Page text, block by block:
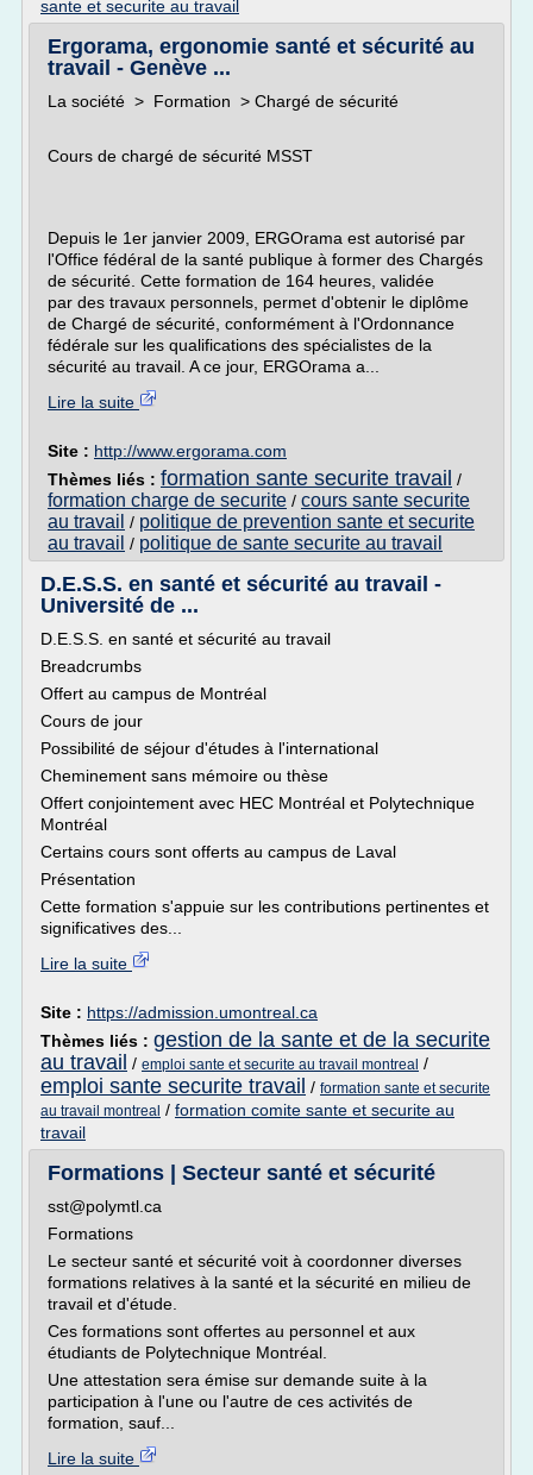
sante et securite au travail
Ergorama, ergonomie santé et sécurité au
travail - Genève ...
La société > Formation > Chargé de sécurité
Cours de chargé de sécurité MSST
Depuis le 1er janvier 2009, ERGOrama est autorisé par
l'Office fédéral de la santé publique à former des Chargés
de sécurité. Cette formation de 164 heures, validée
par des travaux personnels, permet d'obtenir le diplôme
de Chargé de sécurité, conformément à l'Ordonnance
fédérale sur les qualifications des spécialistes de la
sécurité au travail. A ce jour, ERGOrama a...
Lire la suite
Site : http://www.ergorama.com
Thèmes liés : formation sante securite travail /
formation charge de securite / cours sante securite
au travail / politique de prevention sante et securite
au travail / politique de sante securite au travail
D.E.S.S. en santé et sécurité au travail -
Université de ...
D.E.S.S. en santé et sécurité au travail
Breadcrumbs
Offert au campus de Montréal
Cours de jour
Possibilité de séjour d'études à l'international
Cheminement sans mémoire ou thèse
Offert conjointement avec HEC Montréal et Polytechnique
Montréal
Certains cours sont offerts au campus de Laval
Présentation
Cette formation s'appuie sur les contributions pertinentes et
significatives des...
Lire la suite
Site : https://admission.umontreal.ca
Thèmes liés : gestion de la sante et de la securite
au travail / emploi sante et securite au travail montreal /
emploi sante securite travail / formation sante et securite
au travail montreal / formation comite sante et securite au
travail
Formations | Secteur santé et sécurité
sst@polymtl.ca
Formations
Le secteur santé et sécurité voit à coordonner diverses
formations relatives à la santé et la sécurité en milieu de
travail et d'étude.
Ces formations sont offertes au personnel et aux
étudiants de Polytechnique Montréal.
Une attestation sera émise sur demande suite à la
participation à l'une ou l'autre de ces activités de
formation, sauf...
Lire la suite